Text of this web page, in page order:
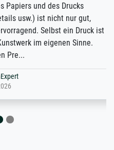
des Drucks
ist nicht nur gut,
Selbst ein Druck ist
eigenen Sinne.